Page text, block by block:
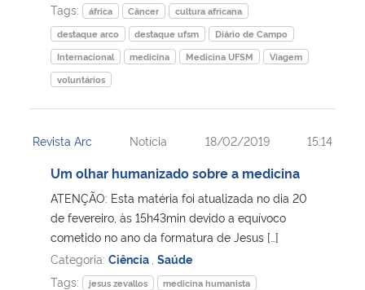
Gabinete de Segurança Institucional
Advocacia-Geral da União
Tags:
áfrica Câncer
cultura africana
destaque arco
destaque ufsm
Diário de Campo
Internacional
medicina Medicina UFSM
Viagem
voluntários
Revista Arc Notícia 18/02/2019 15:14
Um olhar humanizado sobre a medicina
ATENÇÃO: Esta matéria foi atualizada no dia 20
de fevereiro, às 15h43min devido a equívoco
cometido no ano da formatura de Jesus […]
Categoria: Ciência Saúde
Tags:
jesus zevallos
medicina humanista